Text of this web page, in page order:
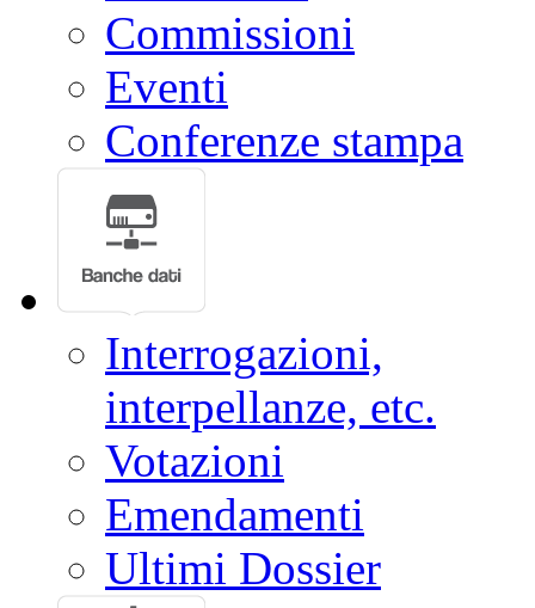
Commissioni
Eventi
Conferenze stampa
Interrogazioni,
interpellanze, etc.
Votazioni
Emendamenti
Ultimi Dossier